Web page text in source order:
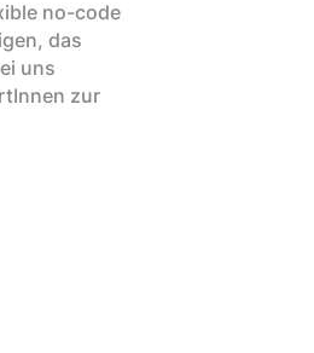
no-code
das
uns
zur